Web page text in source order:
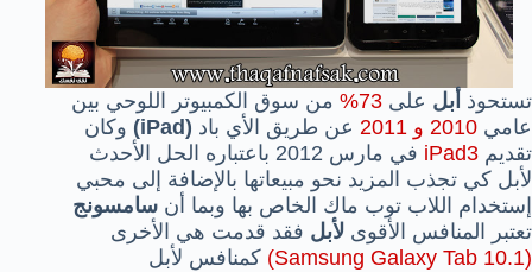
تستحوذ أبل على 73% من سوق الكمبيوتر
اللوحي بين
عامي 2010 و 2011 عن طريق الأي باد (iPad)
وكان
تقديم iPad3
في مارس 2012 باعتباره الحل الأحدث
لأبل كي تجذب المزيد نحو مبيعاتها بالإضافة إلى محبي
إستخدام اللاب توب ماك الخاص بها وبما أن سامسونج
تعتبر المنافس الأقوى لأبل فقد قدمت هي الأخرى
(Samsung Galaxy Tab 10.1)
كمنافس لأبل